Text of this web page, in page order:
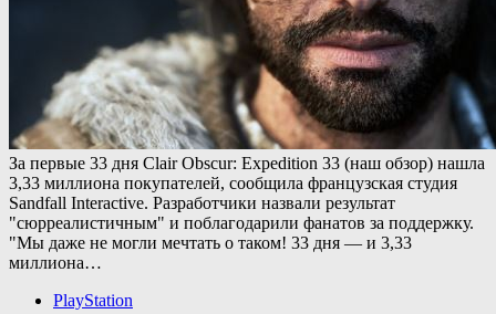
За первые 33 дня Clair Obscur: Expedition 33 (наш обзор) нашла
3,33 миллиона покупателей, сообщила французская студия
Sandfall Interactive. Разработчики назвали результат
"сюрреалистичным" и поблагодарили фанатов за поддержку.
"Мы даже не могли мечтать о таком! 33 дня — и 3,33
миллиона…
PlayStation